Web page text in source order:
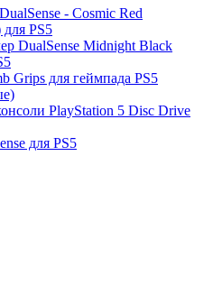
- Cosmic Red
PS5
DualSense Midnight Black
Grips для геймпада PS5
PlayStation 5 Disc Drive
для PS5